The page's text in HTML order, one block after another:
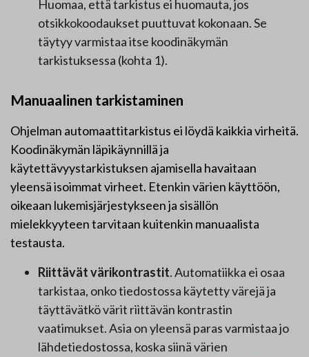
Huomaa, että tarkistus ei huomauta, jos
otsikkokoodaukset puuttuvat kokonaan. Se
täytyy varmistaa itse koodinäkymän
tarkistuksessa (kohta 1).
Manuaalinen tarkistaminen
Ohjelman automaattitarkistus ei löydä kaikkia virheitä.
Koodinäkymän läpikäynnillä ja
käytettävyystarkistuksen ajamisella havaitaan
yleensä isoimmat virheet. Etenkin värien käyttöön,
oikeaan lukemisjärjestykseen ja sisällön
mielekkyyteen tarvitaan kuitenkin manuaalista
testausta.
Riittävät värikontrastit. Automatiikka ei osaa
tarkistaa, onko tiedostossa käytetty värejä ja
täyttävätkö värit riittävän kontrastin
vaatimukset. Asia on yleensä paras varmistaa jo
lähdetiedostossa, koska siinä värien